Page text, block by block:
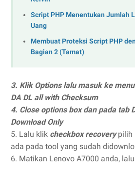
Script PHP Menentukan Jumlah
Uang
Membuat Proteksi Script PHP
Bagian 2 (Tamat)
3. Klik Options lalu masuk ke
DA DL all with Checksum
4. Close options box dan pada tab
Download Only
5. Lalu klik checkbox recoverypilih
ada pada tool yang sudah
6. Matikan Lenovo A7000 anda,